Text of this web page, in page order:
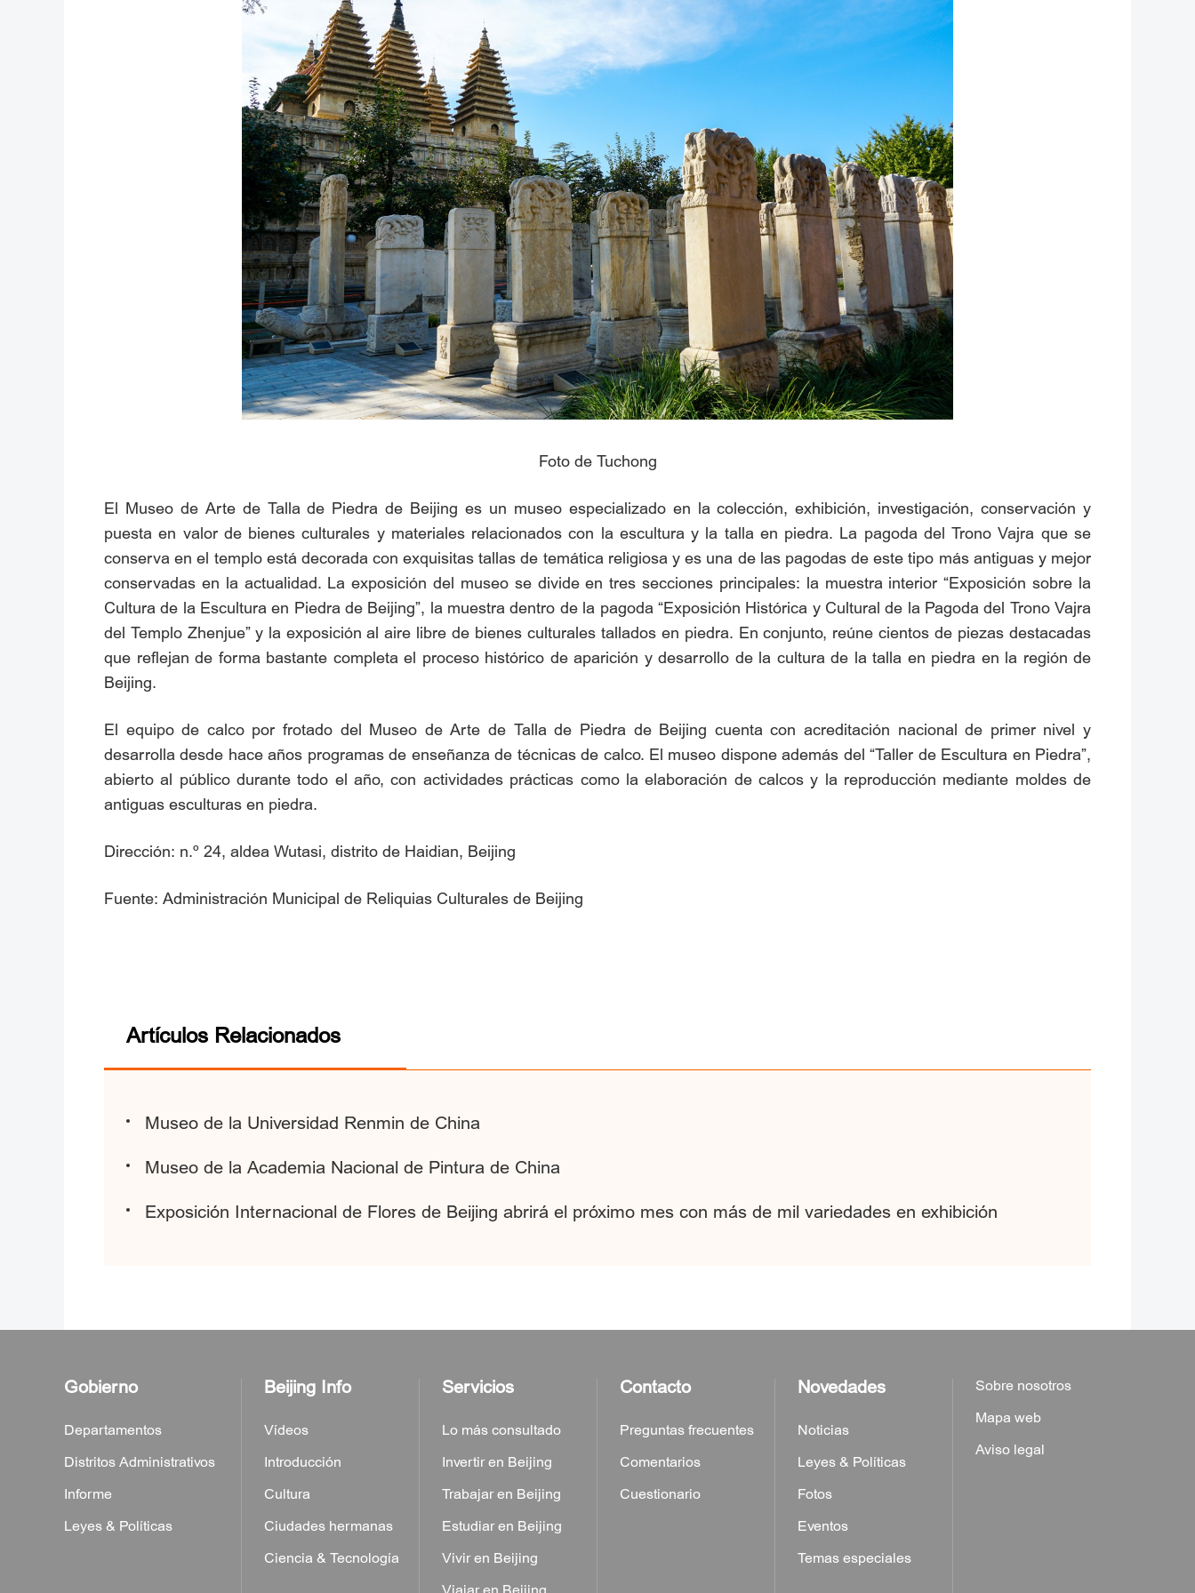
Foto de Tuchong
El Museo de Arte de Talla de Piedra de Beijing es un museo especializado en la colección, exhibición, investigación, conservación y
puesta en valor de bienes culturales y materiales relacionados con la escultura y la talla en piedra. La pagoda del Trono Vajra que se
conserva en el templo está decorada con exquisitas tallas de temática religiosa y es una de las pagodas de este tipo más antiguas y mejor
conservadas en la actualidad. La exposición del museo se divide en tres secciones principales: la muestra interior “Exposición sobre la
Cultura de la Escultura en Piedra de Beijing”, la muestra dentro de la pagoda “Exposición Histórica y Cultural de la Pagoda del Trono Vajra
del Templo Zhenjue” y la exposición al aire libre de bienes culturales tallados en piedra. En conjunto, reúne cientos de piezas destacadas
que reflejan de forma bastante completa el proceso histórico de aparición y desarrollo de la cultura de la talla en piedra en la región de
Beijing.
El equipo de calco por frotado del Museo de Arte de Talla de Piedra de Beijing cuenta con acreditación nacional de primer nivel y
desarrolla desde hace años programas de enseñanza de técnicas de calco. El museo dispone además del “Taller de Escultura en Piedra”,
abierto al público durante todo el año, con actividades prácticas como la elaboración de calcos y la reproducción mediante moldes de
antiguas esculturas en piedra.
Dirección: n.º 24, aldea Wutasi, distrito de Haidian, Beijing
Fuente: Administración Municipal de Reliquias Culturales de Beijing
Artículos Relacionados
Museo de la Universidad Renmin de China
Museo de la Academia Nacional de Pintura de China
Exposición Internacional de Flores de Beijing abrirá el próximo mes con más de mil variedades en exhibición
Gobierno
Departamentos
Distritos Administrativos
Informe
Leyes & Políticas
Beijing Info
Vídeos
Introducción
Cultura
Ciudades hermanas
Ciencia & Tecnología
Servicios
Lo más consultado
Invertir en Beijing
Trabajar en Beijing
Estudiar en Beijing
Vivir en Beijing
Contacto
Preguntas frecuentes
Comentarios
Cuestionario
Novedades
Noticias
Leyes & Políticas
Fotos
Eventos
Temas especiales
Sobre nosotros
Mapa web
Aviso legal